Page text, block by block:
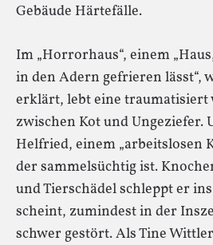
Gebäude Härtefälle.
Im „Horrorhaus“, einem
in den Adern gefrieren lässt“,
erklärt, lebt eine traumatisiert
zwischen Kot und Ungeziefer.
Helfried, einem „arbeitslosen
der sammelsüchtig ist.
und Tierschädel schleppt er
scheint, zumindest in der
schwer gestört. Als Tine